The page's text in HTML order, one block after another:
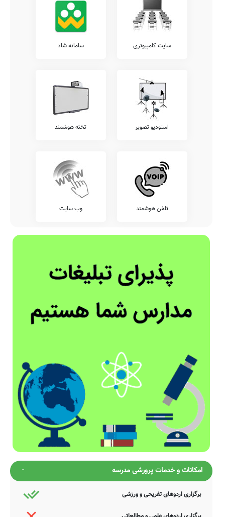
سایت کامپیوتری سامانه شاد
استودیو تصویر تخته هوشمند
تلفن هوشمند وب سایت
امکانات و خدمات پرورشی مدرسه
برگزاری اردوهای تفریحی و ورزشی